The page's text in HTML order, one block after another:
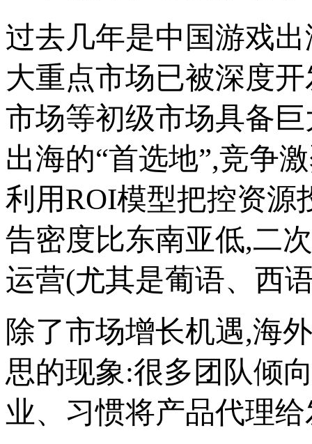
过去几年是中国游戏
大重点市场已被深度
市场等初级市场具备
出海的“首选地”,竞争
利用ROI模型把控资源
告密度比东南亚低,二
运营(尤其是葡语、西
除了市场增长机遇,海
思的现象:很多团队倾
业、习惯将产品代理